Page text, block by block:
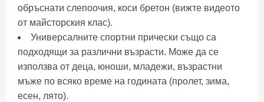
обръснати слепоочия, коси бретон (вижте видеото
от майсторския клас).
Универсалните спортни прически също са
подходящи за различни възрасти. Може да се
използва от деца, юноши, младежи, възрастни
мъже по всяко време на годината (пролет, зима,
есен, лято).